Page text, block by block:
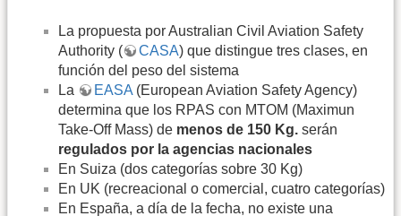
La propuesta por Australian Civil Aviation Safety
Authority (
CASA) que distingue tres clases, en
función del peso del sistema
La
EASA (European Aviation Safety Agency)
determina que los RPAS con MTOM (Maximun
Take-Off Mass) de menos de 150 Kg. serán
regulados por la agencias nacionales
En Suiza (dos categorías sobre 30 Kg)
En UK (recreacional o comercial, cuatro categorías)
En España, a día de la fecha, no existe una